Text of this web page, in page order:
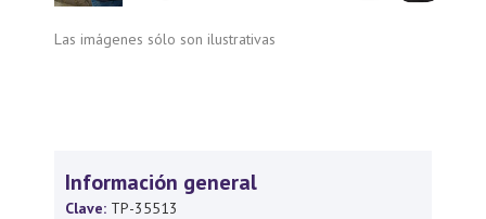
Las imágenes sólo son ilustrativas
Información general
Clave: TP-35513